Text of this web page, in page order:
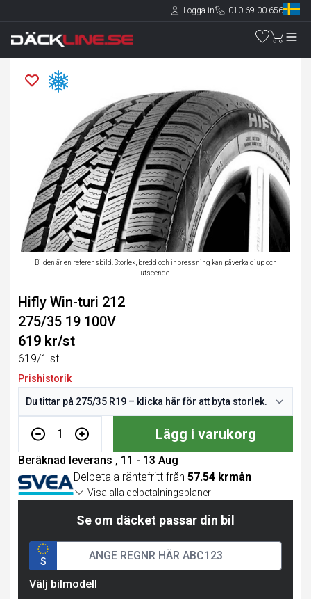
Logga in 010-69 00 656
Bilden är en referensbild. Storlek, bredd och inpressning kan påverka djup och
utseende.
Hifly Win-turi 212
275/35 19 100V
619 kr/st
619/1 st
Prishistorik
1 Lägg i varukorg
Beräknad leverans , 11 - 13 Aug
Delbetala räntefritt från 57.54 krmån
Visa alla delbetalningsplaner
Se om däcket passar din bil
S
Välj bilmodell